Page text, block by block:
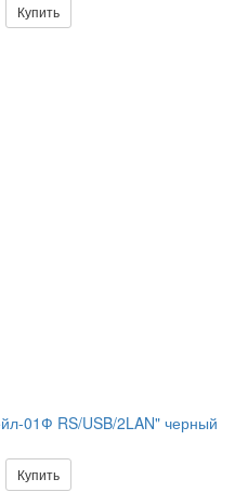
Купить
01Ф RS/USB/2LAN" черный
Купить